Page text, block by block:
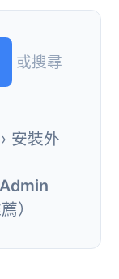
或搜尋
安裝外
）